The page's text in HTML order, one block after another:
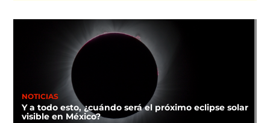
NOTICIAS
Y a todo esto, ¿cuándo será el próximo eclipse solar
visible en México?